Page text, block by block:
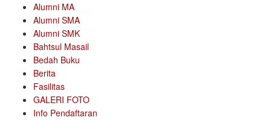
Alumni MA
Alumni SMA
Alumni SMK
Bahtsul Masail
Bedah Buku
Berita
Fasilitas
GALERI FOTO
Info Pendaftaran